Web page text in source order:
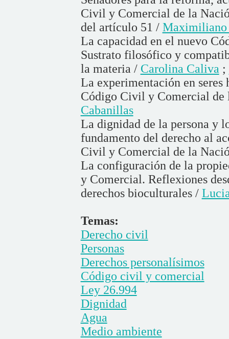
Civil y Comercial de la
del artículo 51 / Maximiliano
La capacidad en el nuevo
Sustrato filosófico y
la materia / Carolina Caliva;
La experimentación en
Código Civil y Comercial
Cabanillas
La dignidad de la persona y
fundamento del derecho al
Civil y Comercial de la
La configuración de la
y Comercial. Reflexiones
derechos bioculturales /
Temas:
Derecho civil
Personas
Derechos personalísimos
Código civil y comercial
Ley 26.994
Dignidad
Agua
Medio ambiente